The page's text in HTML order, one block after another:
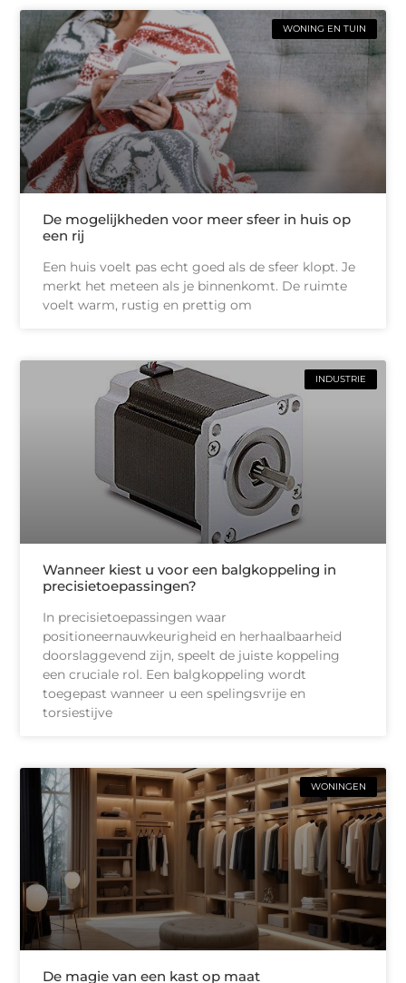
WONING EN TUIN
De mogelijkheden voor meer sfeer in huis op
een rij
Een huis voelt pas echt goed als de sfeer klopt. Je
merkt het meteen als je binnenkomt. De ruimte
voelt warm, rustig en prettig om
INDUSTRIE
Wanneer kiest u voor een balgkoppeling in
precisietoepassingen?
In precisietoepassingen waar
positioneernauwkeurigheid en herhaalbaarheid
doorslaggevend zijn, speelt de juiste koppeling
een cruciale rol. Een balgkoppeling wordt
toegepast wanneer u een spelingsvrije en
torsiestijve
WONINGEN
De magie van een kast op maat